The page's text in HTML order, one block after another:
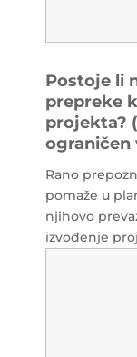
Postoje li
prepreke
projekta?
ograničen
Rano
pomaže u
njihovo
izvođenje